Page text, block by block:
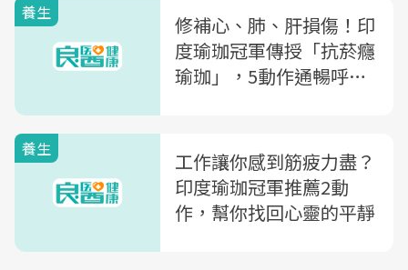
養生
修補心、肺、肝損傷！印
度瑜珈冠軍傳授「抗菸癮
瑜珈」，5動作通暢呼吸
養生
工作讓你感到筋疲力盡？
印度瑜珈冠軍推薦2動
作，幫你找回心靈的平靜